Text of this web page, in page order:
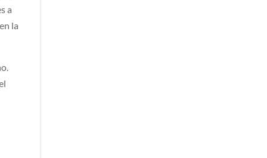
a
la